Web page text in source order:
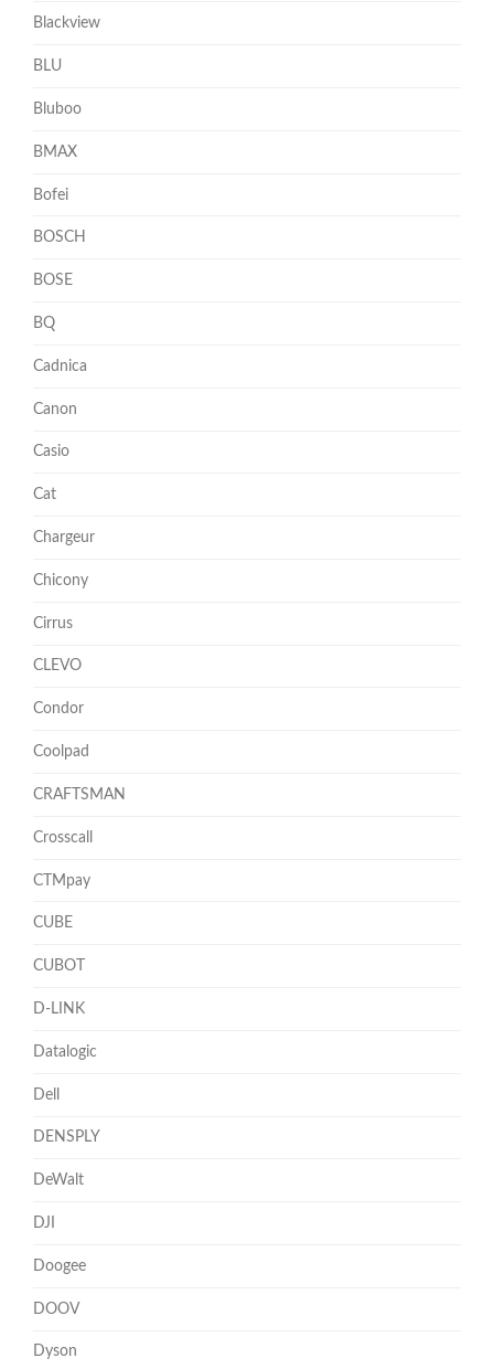
Blackview
BLU
Bluboo
BMAX
Bofei
BOSCH
BOSE
BQ
Cadnica
Canon
Casio
Cat
Chargeur
Chicony
Cirrus
CLEVO
Condor
Coolpad
CRAFTSMAN
Crosscall
CTMpay
CUBE
CUBOT
D-LINK
Datalogic
Dell
DENSPLY
DeWalt
DJI
Doogee
DOOV
Dyson